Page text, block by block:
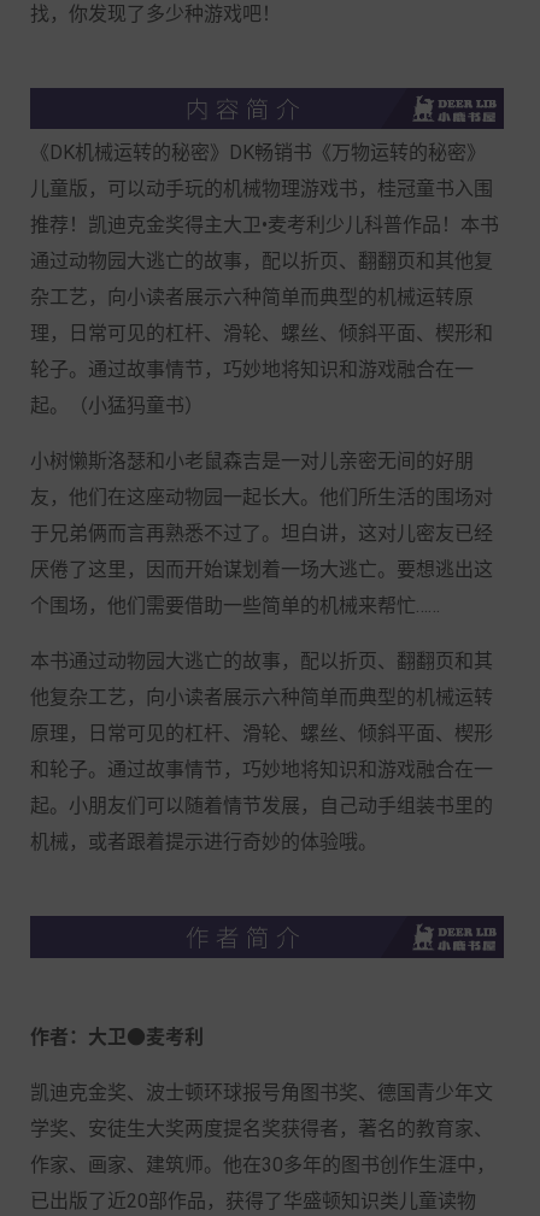
找，你发现了多少种游戏吧！
《DK机械运转的秘密》DK畅销书《万物运转的秘密》
儿童版，可以动手玩的机械物理游戏书，桂冠童书入围
推荐！凯迪克金奖得主大卫•麦考利少儿科普作品！本书
通过动物园大逃亡的故事，配以折页、翻翻页和其他复
杂工艺，向小读者展示六种简单而典型的机械运转原
理，日常可见的杠杆、滑轮、螺丝、倾斜平面、楔形和
轮子。通过故事情节，巧妙地将知识和游戏融合在一
起。（小猛犸童书）
小树懒斯洛瑟和小老鼠森吉是一对儿亲密无间的好朋
友，他们在这座动物园一起长大。他们所生活的围场对
于兄弟俩而言再熟悉不过了。坦白讲，这对儿密友已经
厌倦了这里，因而开始谋划着一场大逃亡。要想逃出这
个围场，他们需要借助一些简单的机械来帮忙……
本书通过动物园大逃亡的故事，配以折页、翻翻页和其
他复杂工艺，向小读者展示六种简单而典型的机械运转
原理，日常可见的杠杆、滑轮、螺丝、倾斜平面、楔形
和轮子。通过故事情节，巧妙地将知识和游戏融合在一
起。小朋友们可以随着情节发展，自己动手组装书里的
机械，或者跟着提示进行奇妙的体验哦。
作者：大卫●麦考利
凯迪克金奖、波士顿环球报号角图书奖、德国青少年文
学奖、安徒生大奖两度提名奖获得者，著名的教育家、
作家、画家、建筑师。他在30多年的图书创作生涯中，
已出版了近20部作品，获得了华盛顿知识类儿童读物